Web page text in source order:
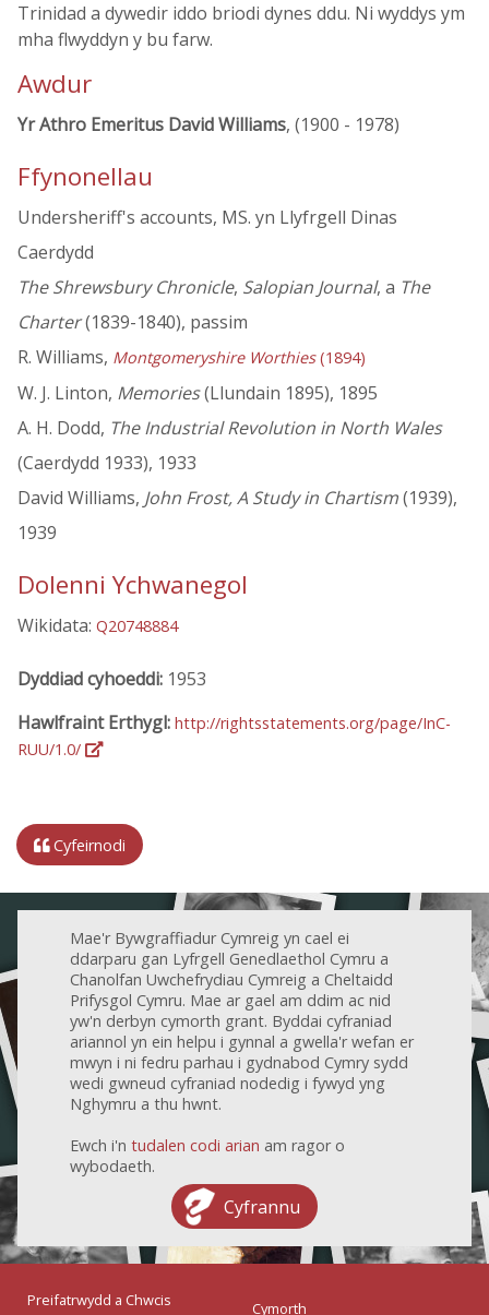
Trinidad a dywedir iddo briodi dynes ddu. Ni wyddys ym
mha flwyddyn y bu farw.
Awdur
Yr Athro Emeritus David Williams, (1900 - 1978)
Ffynonellau
Undersheriff's accounts, MS. yn Llyfrgell Dinas
Caerdydd
The Shrewsbury Chronicle, Salopian Journal, a The
Charter(1839-1840), passim
R. Williams, Montgomeryshire Worthies(1894)
W. J. Linton, Memories(Llundain 1895), 1895
A. H. Dodd, The Industrial Revolution in North Wales
(Caerdydd 1933), 1933
David Williams, John Frost, A Study in Chartism(1939),
1939
Dolenni Ychwanegol
Wikidata: Q20748884
Dyddiad cyhoeddi: 1953
Hawlfraint Erthygl: http://rightsstatements.org/page/InC-
RUU/1.0/
Cyfeirnodi
Mae'r Bywgraffiadur Cymreig yn cael ei
ddarparu gan Lyfrgell Genedlaethol Cymru a
Chanolfan Uwchefrydiau Cymreig a Cheltaidd
Prifysgol Cymru. Mae ar gael am ddim ac nid
yw'n derbyn cymorth grant. Byddai cyfraniad
ariannol yn ein helpu i gynnal a gwella'r wefan er
mwyn i ni fedru parhau i gydnabod Cymry sydd
wedi gwneud cyfraniad nodedig i fywyd yng
Nghymru a thu hwnt.
Ewch i'n tudalen codi arian am ragor o
wybodaeth.
Cyfrannu
Preifatrwydd a Chwcis Cymorth